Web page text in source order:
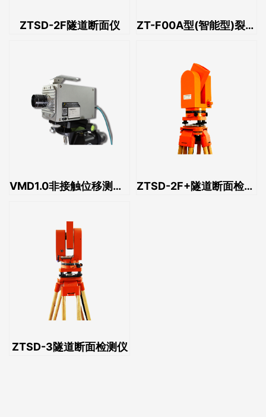
ZTSD-2F隧道断面仪 ZT-F00A型(智能型)裂缝测宽仪
VMD1.0非接触位移测量系统 ZTSD-2F+隧道断面检测仪
ZTSD-3隧道断面检测仪